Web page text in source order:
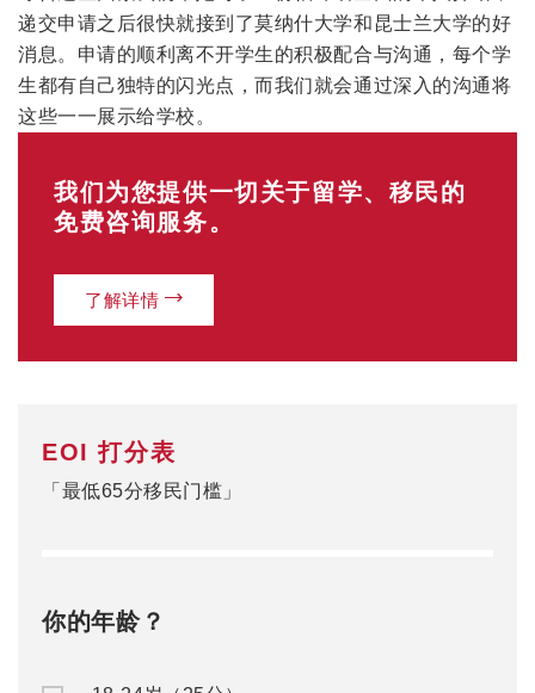
递交申请之后很快就接到了莫纳什大学和昆士兰大学的好
消息。申请的顺利离不开学生的积极配合与沟通，每个学
生都有自己独特的闪光点，而我们就会通过深入的沟通将
这些一一展示给学校。
我们为您提供一切关于留学、移民的
免费咨询服务。
了解详情
EOI 打分表
「最低65分移民门槛」
你的年龄？